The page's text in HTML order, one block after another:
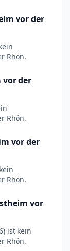
vor der
Rhön.
vor der
Rhön.
vor der
Rhön.
vor
ist kein
Rhön.